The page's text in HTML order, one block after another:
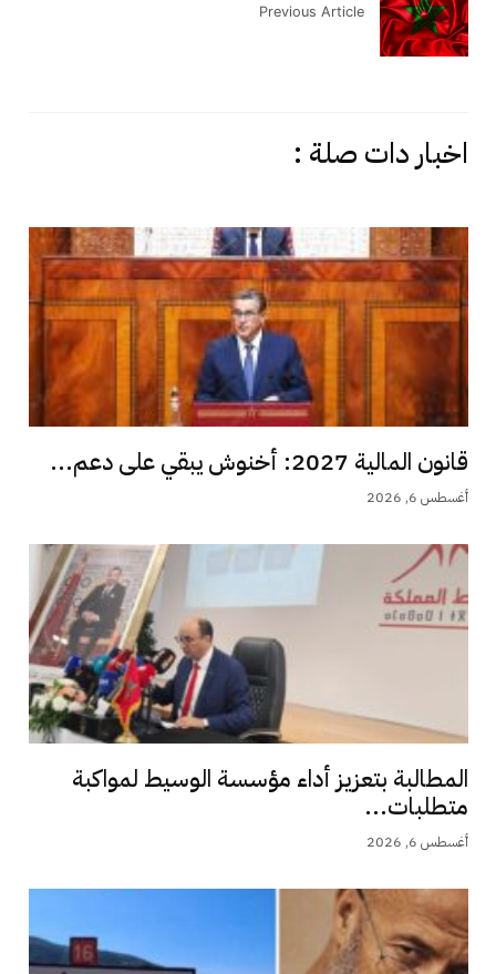
Previous Article
اخبار دات صلة :
قانون المالية 2027: أخنوش يبقي على دعم...
أغسطس 6, 2026
المطالبة بتعزيز أداء مؤسسة الوسيط لمواكبة
متطلبات...
أغسطس 6, 2026